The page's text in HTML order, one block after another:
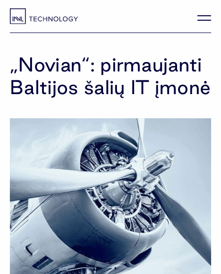
„Novian“: pirmaujanti
Baltijos šalių IT įmonė